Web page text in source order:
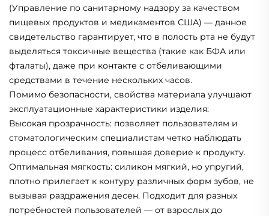
(Управление по санитарному надзору за качеством
пищевых продуктов и медикаментов США) — данное
свидетельство гарантирует, что в полость рта не будут
выделяться токсичные вещества (такие как БФА или
фталаты), даже при контакте с отбеливающими
средствами в течение нескольких часов.
Помимо безопасности, свойства материала улучшают
эксплуатационные характеристики изделия:
Высокая прозрачность: позволяет пользователям и
стоматологическим специалистам четко наблюдать
процесс отбеливания, повышая доверие к продукту.
Оптимальная мягкость: силикон мягкий, но упругий,
плотно прилегает к контуру различных форм зубов, не
вызывая раздражения десен. Подходит для разных
потребностей пользователей — от взрослых до